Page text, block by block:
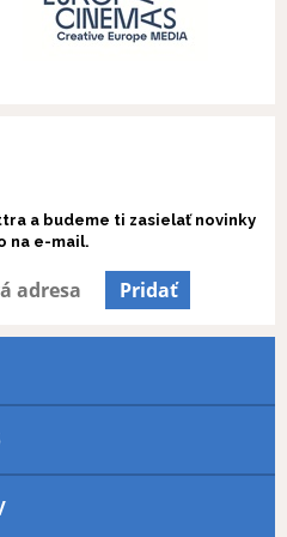
a budeme ti zasielať novinky
na e-mail.